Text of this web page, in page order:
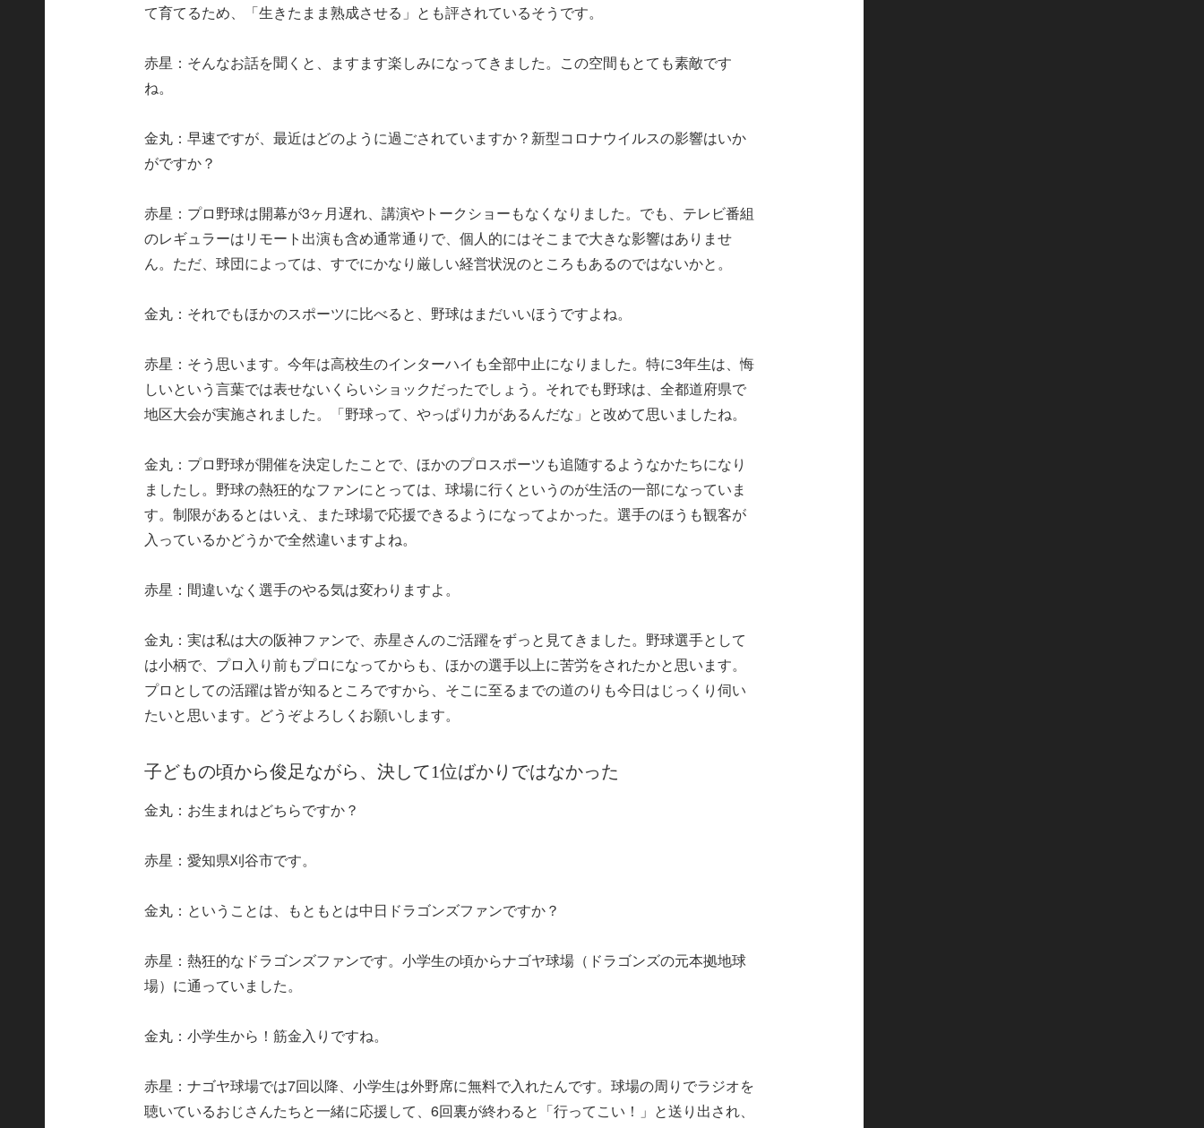
て育てるため、「生きたまま熟成させる」とも評されているそうです。
赤星：そんなお話を聞くと、ますます楽しみになってきました。この空間もとても素敵です
ね。
金丸：早速ですが、最近はどのように過ごされていますか？新型コロナウイルスの影響はいか
がですか？
赤星：プロ野球は開幕が3ヶ月遅れ、講演やトークショーもなくなりました。でも、テレビ番組
のレギュラーはリモート出演も含め通常通りで、個人的にはそこまで大きな影響はありませ
ん。ただ、球団によっては、すでにかなり厳しい経営状況のところもあるのではないかと。
金丸：それでもほかのスポーツに比べると、野球はまだいいほうですよね。
赤星：そう思います。今年は高校生のインターハイも全部中止になりました。特に3年生は、悔
しいという言葉では表せないくらいショックだったでしょう。それでも野球は、全都道府県で
地区大会が実施されました。「野球って、やっぱり力があるんだな」と改めて思いましたね。
金丸：プロ野球が開催を決定したことで、ほかのプロスポーツも追随するようなかたちになり
ましたし。野球の熱狂的なファンにとっては、球場に行くというのが生活の一部になっていま
す。制限があるとはいえ、また球場で応援できるようになってよかった。選手のほうも観客が
入っているかどうかで全然違いますよね。
赤星：間違いなく選手のやる気は変わりますよ。
金丸：実は私は大の阪神ファンで、赤星さんのご活躍をずっと見てきました。野球選手として
は小柄で、プロ入り前もプロになってからも、ほかの選手以上に苦労をされたかと思います。
プロとしての活躍は皆が知るところですから、そこに至るまでの道のりも今日はじっくり伺い
たいと思います。どうぞよろしくお願いします。
子どもの頃から俊足ながら、決して1位ばかりではなかった
金丸：お生まれはどちらですか？
赤星：愛知県刈谷市です。
金丸：ということは、もともとは中日ドラゴンズファンですか？
赤星：熱狂的なドラゴンズファンです。小学生の頃からナゴヤ球場（ドラゴンズの元本拠地球
場）に通っていました。
金丸：小学生から！筋金入りですね。
赤星：ナゴヤ球場では7回以降、小学生は外野席に無料で入れたんです。球場の周りでラジオを
聴いているおじさんたちと一緒に応援して、6回裏が終わると「行ってこい！」と送り出され、